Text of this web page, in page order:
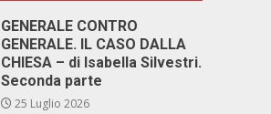
GENERALE CONTRO
GENERALE. IL CASO DALLA
CHIESA – di Isabella Silvestri.
Seconda parte
25 Luglio 2026